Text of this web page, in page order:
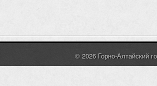
© 2026 Горно-Алтайский